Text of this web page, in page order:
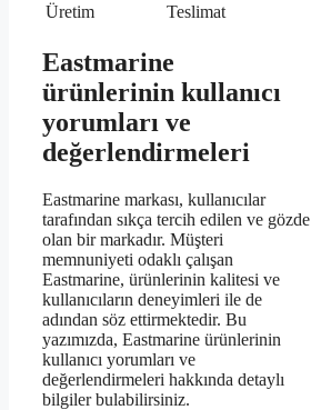
Üretim
Teslimat
Eastmarine
ürünlerinin kullanıcı
yorumları ve
değerlendirmeleri
Eastmarine markası, kullanıcılar
tarafından sıkça tercih edilen ve gözde
olan bir markadır. Müşteri
memnuniyeti odaklı çalışan
Eastmarine, ürünlerinin kalitesi ve
kullanıcıların deneyimleri ile de
adından söz ettirmektedir. Bu
yazımızda, Eastmarine ürünlerinin
kullanıcı yorumları ve
değerlendirmeleri hakkında detaylı
bilgiler bulabilirsiniz.